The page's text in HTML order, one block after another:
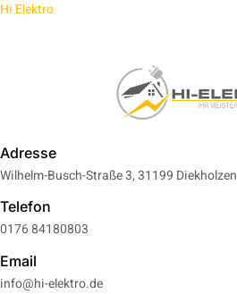
Hi Elektro
Adresse
Wilhelm-Busch-Straße 3, 31199 Diekholzen
Telefon
0176 84180803
Email
info@hi-elektro.de